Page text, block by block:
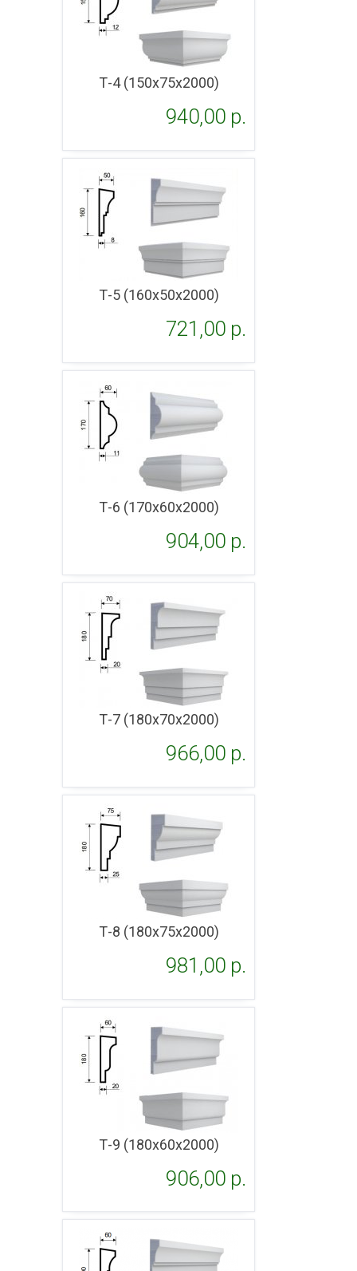
Подробнее
Т-4 (150х75х2000)
940,00 p.
Подробнее
Т-5 (160х50х2000)
721,00 p.
Подробнее
Т-6 (170х60х2000)
904,00 p.
Подробнее
Т-7 (180х70х2000)
966,00 p.
Подробнее
Т-8 (180х75х2000)
981,00 p.
Подробнее
Т-9 (180х60х2000)
906,00 p.